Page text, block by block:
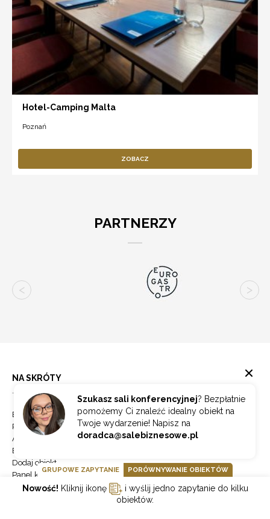
Hotel-Camping Malta
Poznań
ZOBACZ
PARTNERZY
Szukasz sali konferencyjnej? Bezpłatnie
pomożemy Ci znaleźć idealny obiekt na
Twoje wydarzenie! Napisz na
doradca@salebiznesowe.pl
NA SKRÓTY
Eventy Online
Partnerzy
Aktualności
Blog
Dodaj obiekt
Panel klienta
Usługi Mice
GRUPOWE ZAPYTANIE PORÓWNYWANIE OBIEKTÓW
Nowość! Kliknij ikonę
i wyślij jedno zapytanie do kilku
obiektów.